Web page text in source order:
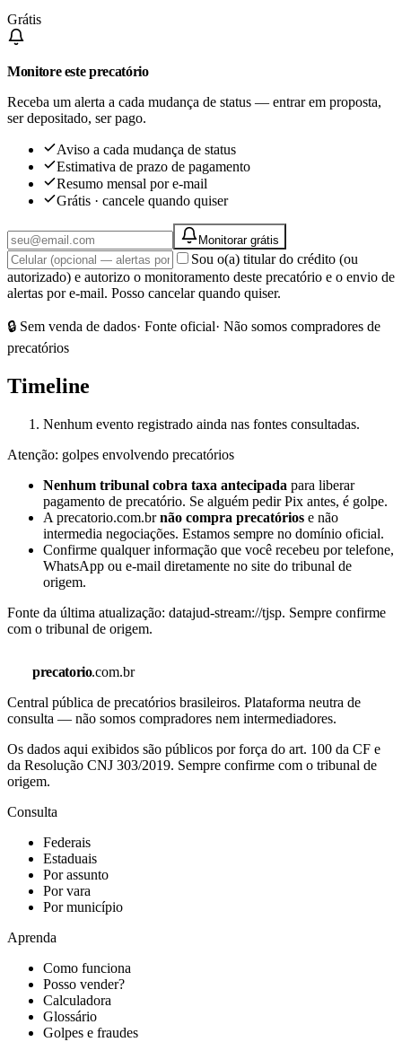
Grátis
Monitore este precatório
Receba um alerta a cada mudança de status — entrar em proposta,
ser depositado, ser pago.
Aviso a cada mudança de status
Estimativa de prazo de pagamento
Resumo mensal por e-mail
Grátis · cancele quando quiser
Monitorar grátis
Sou o(a) titular do crédito (ou
autorizado) e autorizo o monitoramento deste precatório e o envio de
alertas por e-mail. Posso cancelar quando quiser.
🔒 Sem venda de dados· Fonte oficial· Não somos compradores de
precatórios
Timeline
Nenhum evento registrado ainda nas fontes consultadas.
Atenção: golpes envolvendo precatórios
Nenhum tribunal cobra taxa antecipada para liberar
pagamento de precatório. Se alguém pedir Pix antes, é golpe.
A precatorio.com.brnão compra precatórios e não
intermedia negociações. Estamos sempre no domínio oficial.
Confirme qualquer informação que você recebeu por telefone,
WhatsApp ou e-mail diretamente no site do tribunal de
origem.
Fonte da última atualização: datajud-stream://tjsp. Sempre confirme
com o tribunal de origem.
precatorio.com.br
Central pública de precatórios brasileiros. Plataforma neutra de
consulta — não somos compradores nem intermediadores.
Os dados aqui exibidos são públicos por força do art. 100 da CF e
da Resolução CNJ 303/2019. Sempre confirme com o tribunal de
origem.
Consulta
Federais
Estaduais
Por assunto
Por vara
Por município
Aprenda
Como funciona
Posso vender?
Calculadora
Glossário
Golpes e fraudes